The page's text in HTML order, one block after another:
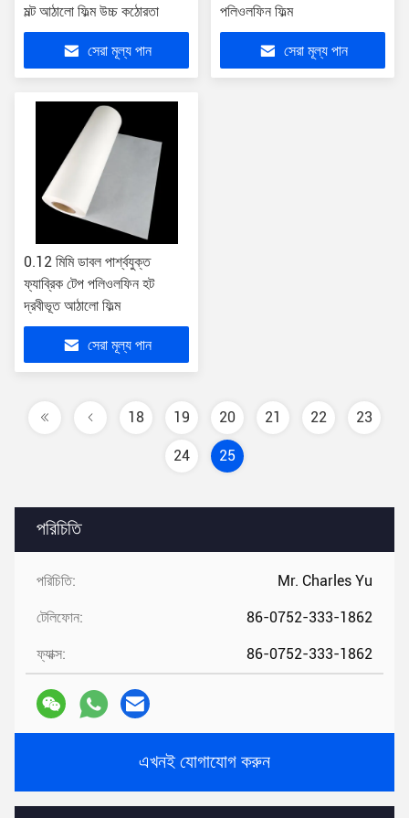
পরিচিতি
পরিচিতি: Mr. Charles Yu
টেলিফোন: 86-0752-333-1862
ফ্যাক্স: 86-0752-333-1862
এখনই যোগাযোগ করুন
মল্ট আঠালো ফিল্ম উচ্চ কঠোরতা
সেরা মূল্য পান
পলিওলফিন ফিল্ম
সেরা মূল্য পান
0.12 মিমি ডাবল পার্শ্বযুক্ত
ফ্যাব্রিক টেপ পলিওলফিন হট
দ্রবীভূত আঠালো ফিল্ম
সেরা মূল্য পান
18 19 20 21 22 23
24 25